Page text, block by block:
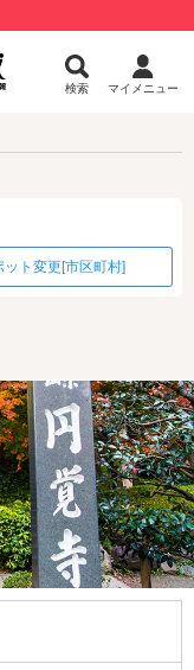
検索 マイメニュー
ット変更[市区町村]